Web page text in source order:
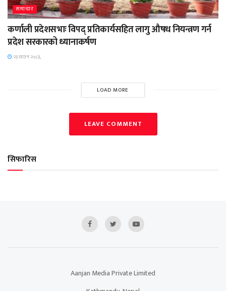
समाचार
कर्णाली प्रदेशसभाः विपद् प्रतिकार्यसहित लागु औषध नियन्त्रण गर्न
प्रदेश सरकारको ध्यानाकर्षण
२३ साउन २०८३,
LOAD MORE
LEAVE COMMENT
सिफारिस
Aanjan Media Private Limited